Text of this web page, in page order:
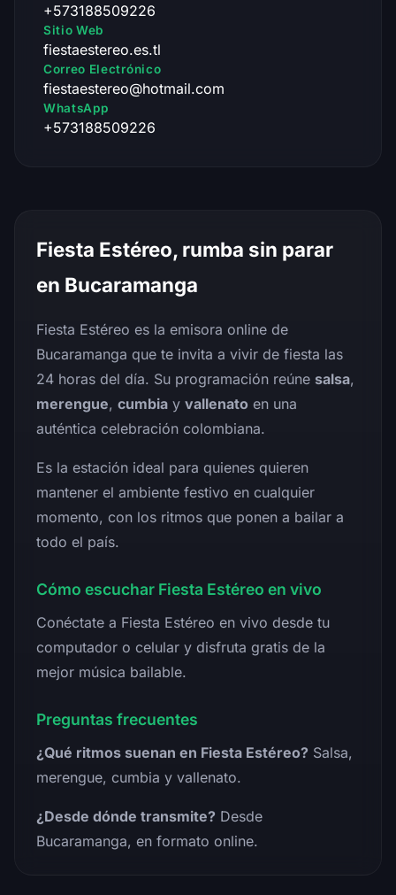
+573188509226
Sitio Web
fiestaestereo.es.tl
Correo Electrónico
fiestaestereo@hotmail.com
WhatsApp
+573188509226
Fiesta Estéreo, rumba sin parar
en Bucaramanga
Fiesta Estéreo es la emisora online de
Bucaramanga que te invita a vivir de fiesta las
24 horas del día. Su programación reúne salsa,
merengue, cumbia y vallenato en una
auténtica celebración colombiana.
Es la estación ideal para quienes quieren
mantener el ambiente festivo en cualquier
momento, con los ritmos que ponen a bailar a
todo el país.
Cómo escuchar Fiesta Estéreo en vivo
Conéctate a Fiesta Estéreo en vivo desde tu
computador o celular y disfruta gratis de la
mejor música bailable.
Preguntas frecuentes
¿Qué ritmos suenan en Fiesta Estéreo? Salsa,
merengue, cumbia y vallenato.
¿Desde dónde transmite? Desde
Bucaramanga, en formato online.